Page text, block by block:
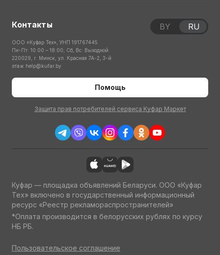
Контакты
ООО «Куфар Тех», УНП 191767445
Пн-Пт: 10:00 – 18:00; Сб, Вс: Выходной
220029, г. Минск, ул. Красная 7А-2, 3-й
этаж help@kufar.by
Помощь
Защита прав потребителей сервиса Куфар Маркет
BY RU
Куфар — площадка объявлений Беларуси. ООО «Куфар
Тех» включено в государственный информационный
ресурс «Реестр рекламораспространителей»
*Оплата производится в белорусских рублях по курсу
НБ РБ.
Пользовательское соглашение